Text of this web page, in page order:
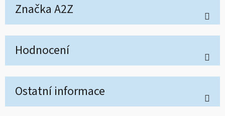
Značka A2Z
Hodnocení
Ostatní informace